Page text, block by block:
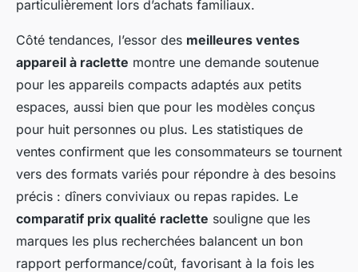
particulièrement lors d’achats familiaux.
Côté tendances, l’essor des meilleures ventes
appareil à raclette montre une demande soutenue
pour les appareils compacts adaptés aux petits
espaces, aussi bien que pour les modèles conçus
pour huit personnes ou plus. Les statistiques de
ventes confirment que les consommateurs se tournent
vers des formats variés pour répondre à des besoins
précis : dîners conviviaux ou repas rapides. Le
comparatif prix qualité raclette souligne que les
marques les plus recherchées balancent un bon
rapport performance/coût, favorisant à la fois les